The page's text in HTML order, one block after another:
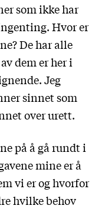
som ikke har
Hvor er
De har alle
dem er her i
Jeg
sinnet som
over urett.
på å gå rundt i
mine er å
vi er og hvorfor
hvilke behov